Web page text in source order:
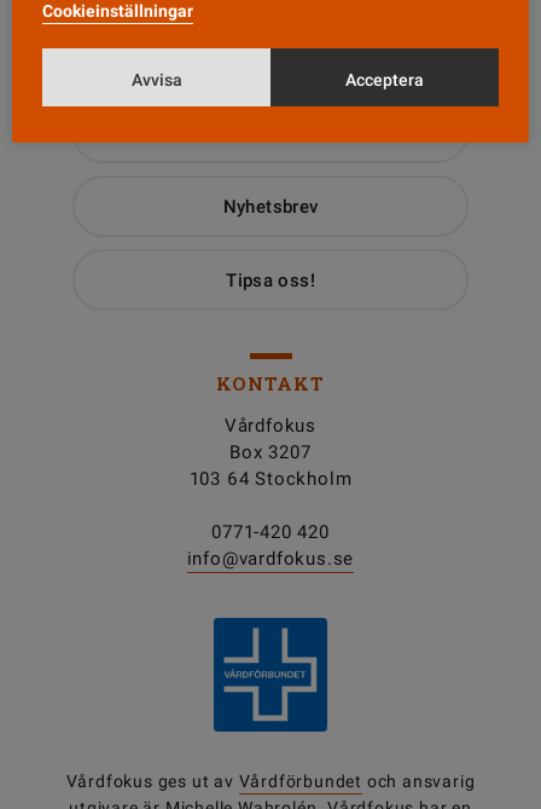
Nyhetsbrev
Tipsa oss!
KONTAKT
Vårdfokus
Box 3207
103 64 Stockholm
0771-420 420
info@vardfokus.se
Vårdfokus ges ut av Vårdförbundet och ansvarig
Cookieinställningar
Avvisa Acceptera